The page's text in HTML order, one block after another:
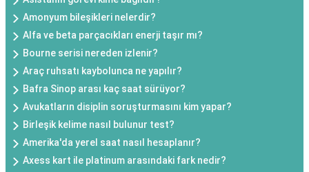
Amonyum bileşikleri nelerdir?
Alfa ve beta parçacıkları enerji taşır mı?
Bourne serisi nereden izlenir?
Araç ruhsatı kaybolunca ne yapılır?
Bafra Sinop arası kaç saat sürüyor?
Avukatların disiplin soruşturmasını kim yapar?
Birleşik kelime nasıl bulunur test?
Amerika'da yerel saat nasıl hesaplanır?
Axess kart ile platinum arasındaki fark nedir?